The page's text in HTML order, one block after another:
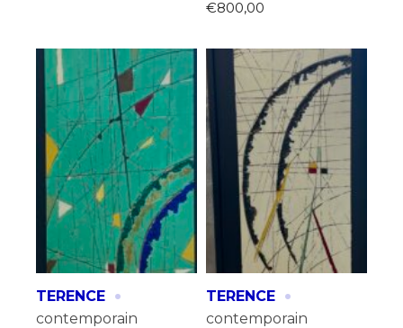
€800,00
TERENCE ·
contemporain
TERENCE ·
contemporain